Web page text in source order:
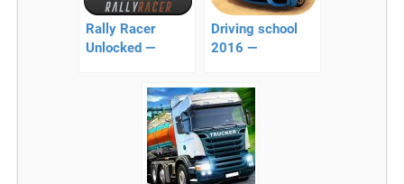
Rally Racer
Unlocked —
гоночный
симулятор
Driving school
2016 —
симулятор
вождения